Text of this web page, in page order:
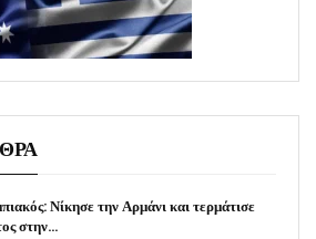
Νίκησε την Αρμάνι και τερμάτισε
στην…